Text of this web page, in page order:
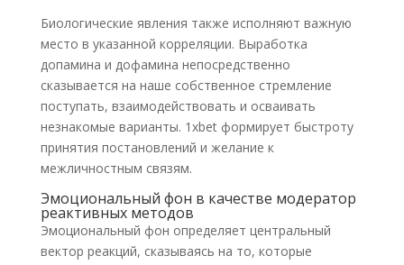
Биологические явления также исполняют важную
место в указанной корреляции. Выработка
допамина и дофамина непосредственно
сказывается на наше собственное стремление
поступать, взаимодействовать и осваивать
незнакомые варианты. 1xbet формирует быстроту
принятия постановлений и желание к
межличностным связям.
Эмоциональный фон в качестве модератор
реактивных методов
Эмоциональный фон определяет центральный
вектор реакций, сказываясь на то, которые